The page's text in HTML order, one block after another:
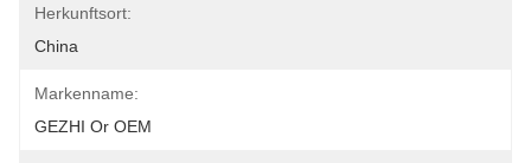
Herkunftsort:
China
Markenname:
GEZHI Or OEM